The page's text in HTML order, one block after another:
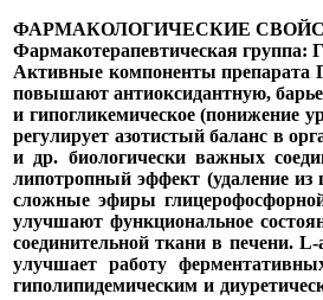
ФАРМАКОЛОГИЧЕСКИЕ
Фармакотерапевтическая группа:
Активные компоненты препарата
повышают антиоксидантную,
и гипогликемическое (понижение
регулирует азотистый баланс в
и др. биологически важных
липотропный эффект (удаление
сложные эфиры
улучшают функциональное
соединительной ткани в печени.
улучшает работу
гиполипидемическим и